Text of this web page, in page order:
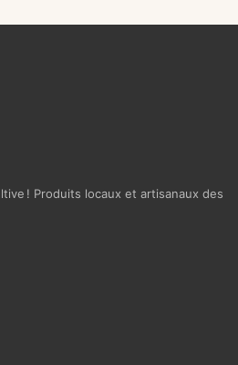
! Produits locaux et artisanaux des